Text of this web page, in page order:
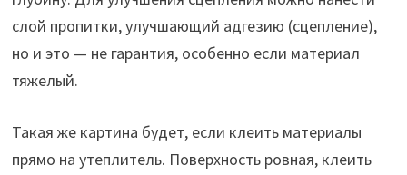
слой пропитки, улучшающий адгезию (сцепление),
но и это — не гарантия, особенно если материал
тяжелый.
Такая же картина будет, если клеить материалы
прямо на утеплитель. Поверхность ровная, клеить